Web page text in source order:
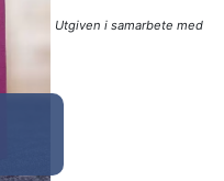
Utgiven i samarbete med